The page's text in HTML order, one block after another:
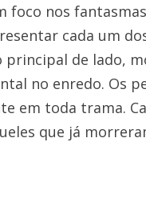
nos
cada um
de lado,
no enredo. Os
em toda trama.
que já